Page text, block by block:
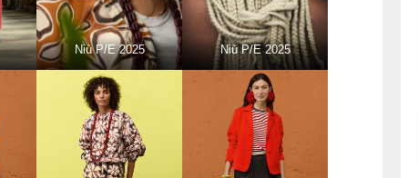
Niù P/E 2025 Niù P/E 2025